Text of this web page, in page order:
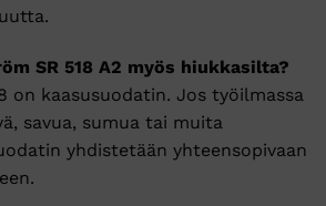
SR 518 A2 myös hiukkasilta?
on kaasusuodatin. Jos työilmassa
savua, sumua tai muita
yhdistetään yhteensopivaan